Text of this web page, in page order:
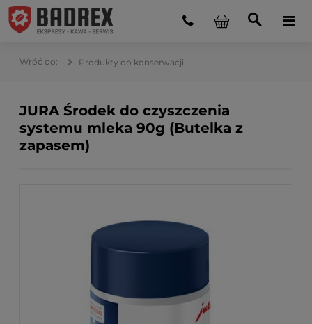
Produkty do konserwacji
JURA Środek do czyszczenia
systemu mleka 90g (Butelka z
zapasem)